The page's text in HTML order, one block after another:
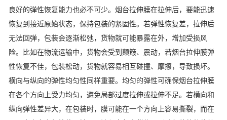
良好的弹性恢复能力也必不可少。烟台拉伸膜在拉伸后，要能迅速
恢复到接近原始状态，保持包装的紧固性。若弹性恢复差，拉伸后
无法回弹，包装会逐渐松弛，货物就可能暴露在外，增加受损风
险。比如在物流运输中，货物会受到颠簸、震动，若烟台拉伸膜弹
性恢复不佳，包装松动，货物就容易相互碰撞、摩擦，导致损坏。
横向与纵向的弹性均匀性同样重要。均匀的弹性可确保烟台拉伸膜
在各个方向上受力均匀，避免局部过度拉伸或拉伸不足。若横向和
纵向弹性差异大，在包装时，膜可能在一个方向上容易撕裂，而在